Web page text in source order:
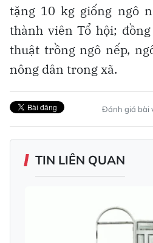
tặng 10 kg giống ngô
thành viên Tổ hội;
thuật trồng ngô nếp,
nông dân trong xã.
Đánh giá bài
TIN LIÊN QUAN